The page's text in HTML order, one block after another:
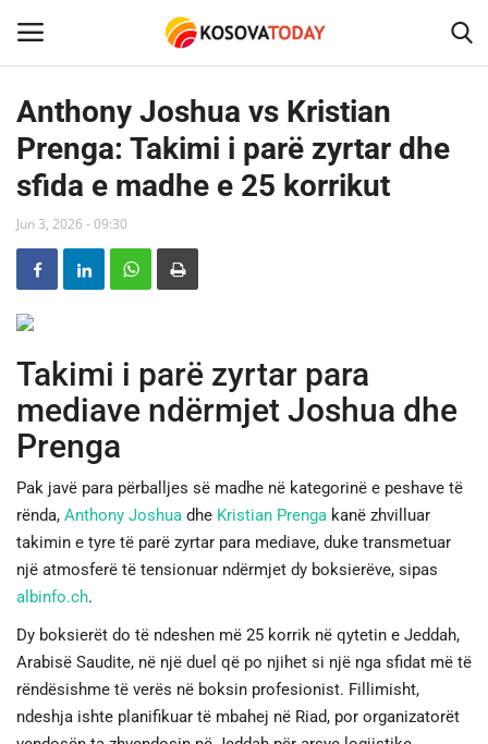
Home
KOSOVA
SHQIPERIA
MAQEDONIA
SHOWBIZ
BOTA
TECH
JETA
SPORTI
SHENDETI
Anthony Joshua vs Kristian
Prenga: Takimi i parë zyrtar dhe
sfida e madhe e 25 korrikut
Jun 3, 2026 - 09:30
Takimi i parë zyrtar para
mediave ndërmjet Joshua dhe
Prenga
Pak javë para përballjes së madhe në kategorinë e peshave të
rënda, Anthony Joshua dhe Kristian Prenga kanë zhvilluar
takimin e tyre të parë zyrtar para mediave, duke transmetuar
një atmosferë të tensionuar ndërmjet dy boksierëve, sipas
albinfo.ch.
Dy boksierët do të ndeshen më 25 korrik në qytetin e Jeddah,
Arabisë Saudite, në një duel që po njihet si një nga sfidat më të
rëndësishme të verës në boksin profesionist. Fillimisht,
ndeshja ishte planifikuar të mbahej në Riad, por organizatorët